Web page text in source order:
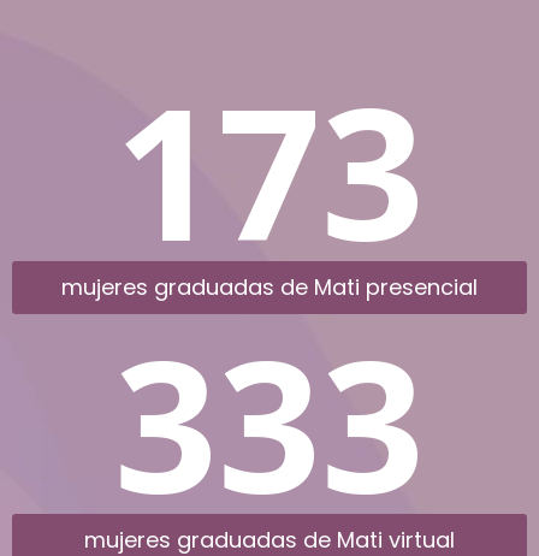
173
mujeres graduadas de Mati presencial
333
mujeres graduadas de Mati virtual